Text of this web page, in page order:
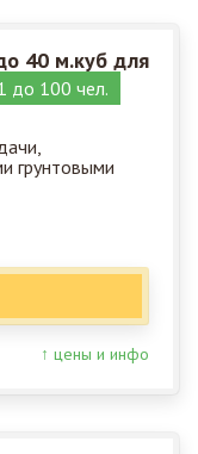
40 м.куб для
до 100 чел.
грунтовыми
↑ цены и инфо